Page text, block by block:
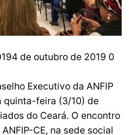
de outubro de 2019 0
Executivo da ANFIP
quinta-feira (3/10) de
do Ceará. O encontro
CE, na sede social